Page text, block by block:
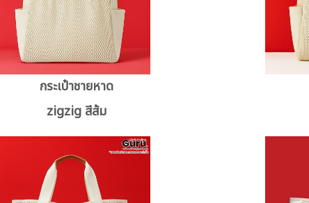
กระเป๋าชายหาด
zigzig สีส้ม